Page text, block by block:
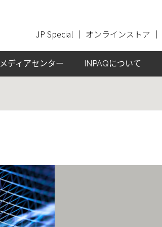
JP Special ｜ オンラインストア ｜
メディアセンター INPAQについて